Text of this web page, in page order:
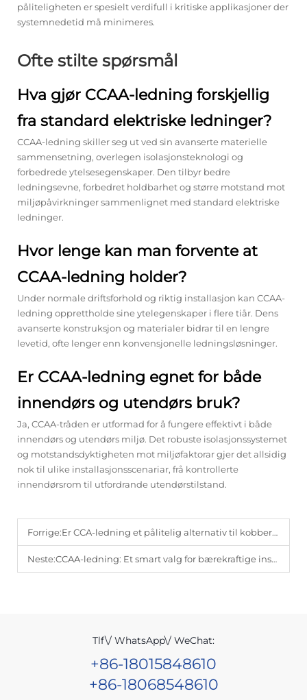
påliteligheten er spesielt verdifull i kritiske applikasjoner der
systemnedetid må minimeres.
Ofte stilte spørsmål
Hva gjør CCAA-ledning forskjellig
fra standard elektriske ledninger?
CCAA-ledning skiller seg ut ved sin avanserte materielle
sammensetning, overlegen isolasjonsteknologi og
forbedrede ytelsesegenskaper. Den tilbyr bedre
ledningsevne, forbedret holdbarhet og større motstand mot
miljøpåvirkninger sammenlignet med standard elektriske
ledninger.
Hvor lenge kan man forvente at
CCAA-ledning holder?
Under normale driftsforhold og riktig installasjon kan CCAA-
ledning opprettholde sine ytelegenskaper i flere tiår. Dens
avanserte konstruksjon og materialer bidrar til en lengre
levetid, ofte lenger enn konvensjonelle ledningsløsninger.
Er CCAA-ledning egnet for både
innendørs og utendørs bruk?
Ja, CCAA-tråden er utformad for å fungere effektivt i både
innendørs og utendørs miljø. Det robuste isolasjonssystemet
og motstandsdyktigheten mot miljøfaktorar gjer det allsidig
nok til ulike installasjonsscenariar, frå kontrollerte
innendørsrom til utfordrande utendørstilstand.
Forrige:Er CCA-ledning et pålitelig alternativ til kobberledning?
Neste:CCAA-ledning: Et smart valg for bærekraftige installasjoner
Tlf\/ WhatsApp\/ WeChat:
+86-18015848610
+86-18068548610